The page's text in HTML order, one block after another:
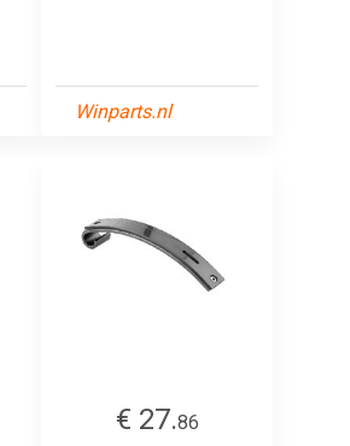
Winparts.nl
€ 27.86